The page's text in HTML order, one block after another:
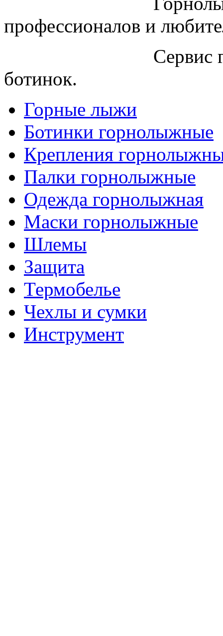
профессионалов и
Сервис
ботинок.
Горные лыжи
Ботинки горнолыжные
Крепления
Палки горнолыжные
Одежда горнолыжная
Маски горнолыжные
Шлемы
Защита
Термобелье
Чехлы и сумки
Инструмент